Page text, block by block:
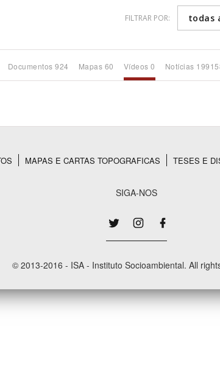
Área Protegida
FILTRAR POR: todas
Documentos 924 Mapas 60 Vídeos 0 Notícias
MAPAS E CARTAS TOPOGRAFICAS TESES E
SIGA-NOS
© 2013-2016 - ISA - Instituto Socioambiental. All